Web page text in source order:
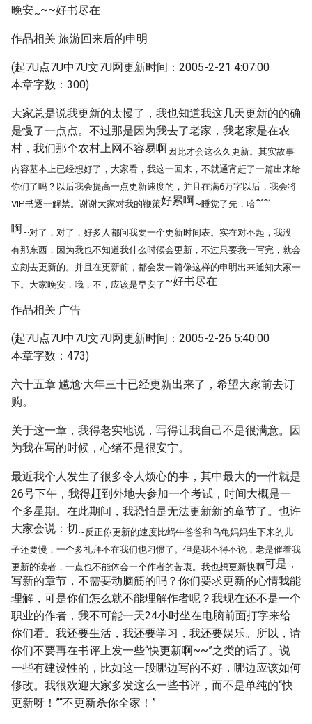
晚安~~~好书尽在
作品相关 旅游回来后的申明
(起7U点7U中7U文7U网更新时间：2005-2-21 4:07:00
本章字数：300)
大家总是说我更新的太慢了，我也知道我这几天更新的的确
是慢了一点点。不过那是因为我去了老家，我老家是在农
村，我们那个农村上网不容易啊 因此才会这么久更新。其实故事
内容基本上已经想好了，大家看，我这一回来，不就通宵赶了一篇出来给
你们了吗？以后我会提高一点更新速度的，并且在满6万字以后，我会将
VIP书逐一解禁。谢谢大家对我的鞭策好累啊~睡觉了先，哈~~
啊~对了，对了，好多人都问我要一个更新时间表。实在对不起，我没
有那东西，因为我也不知道我什么时候会更新，不过只要我一写完，就会
立刻去更新的。并且在更新前，都会发一篇像这样的申明出来通知大家一
下。大家晚安，哦，不，应该是早安了 ~好书尽在
作品相关 广告
(起7U点7U中7U文7U网更新时间：2005-2-26 5:40:00
本章字数：473)
六十五章 尴尬·大年三十已经更新出来了，希望大家前去订
购。
关于这一章，我得老实地说，写得让我自己不是很满意。因
为我在写的时候，心绪不是很安宁。
最近我个人发生了很多令人烦心的事，其中最大的一件就是
26号下午，我得赶到外地去参加一个考试，时间大概是一
个多星期。在此期间，我恐怕是无法更新新的章节了。也许
大家会说：切 ~反正你更新的速度比蜗牛爸爸和乌龟妈妈生下来的儿
子还要慢，一个多礼拜不在我们也习惯了。但是我不得不说，老是催着我
更新的读者，一点也不能体会一个作者的苦衷。我也想更新快啊可是，
写新的章节，不需要动脑筋的吗？你们要求更新的心情我能
理解，可是你们怎么就不能理解作者呢？我现在还不是一个
职业的作者，我不可能一天24小时坐在电脑前面打字来给
你们看。我还要生活，我还要学习，我还要娱乐。所以，请
你们不要再在书评上发一些“快更新啊~~”之类的话了。说
一些有建设性的，比如这一段哪边写的不好，哪边应该如何
修改。我很欢迎大家多发这么一些书评，而不是单纯的“快
更新呀！”“不更新杀你全家！”